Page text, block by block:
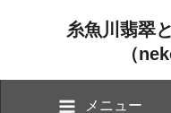
糸魚川翡翠
（
メニュー